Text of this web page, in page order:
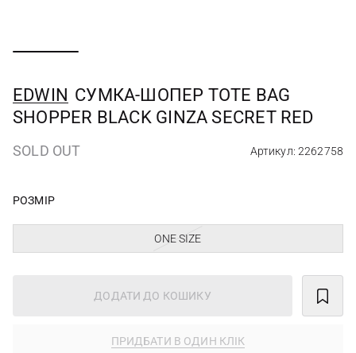
EDWIN СУМКА-ШОПЕР TOTE BAG
SHOPPER BLACK GINZA SECRET RED
SOLD OUT Артикул: 2262758
РОЗМІР
ONE SIZE
ДОДАТИ ДО КОШИКУ
ПРИДБАТИ В ОДИН КЛІК